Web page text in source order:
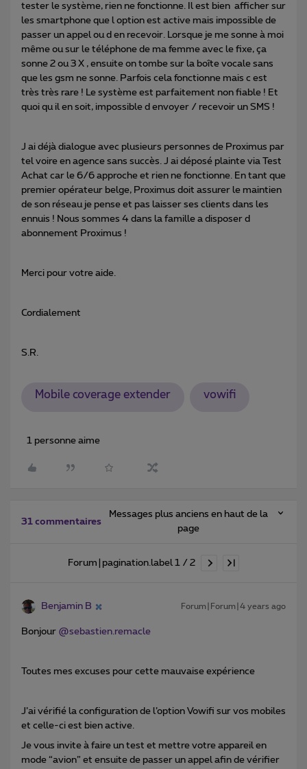
tester le système, rien ne fonctionne. Il est bien afficher sur
les smartphone que l option est active mais impossible de
passer un appel ou d en recevoir. Lorsque je me sonne à moi
même ou sur le téléphone de ma femme avec le fixe, ça
sonne 2 ou 3 X , ensuite on tombe sur la boîte vocale sans
que les gsm ne sonne. Parfois cela fonctionne mais c est
très très rare ! Le système est parfaitement non fiable ! Et
quoi qu il en soit, impossible d envoyer / recevoir un SMS !
J ai déjà dialogue avec plusieurs personnes de Proximus par
tel voire en agence sans succès. J ai déposé plainte via Test
Achat car le 6/6 approche et rien ne fonctionne. En tant que
premier opérateur belge, Proximus doit assurer le maintien
de son réseau je pense et pas laisser ses clients dans les
ennuis ! Nous sommes 4 dans la famille a disposer d
abonnement Proximus !
Merci pour votre aide.
Cordialement
S.R.
Mobile coverage extender vowifi
1 personne aime
31 commentaires
Messages plus anciens en haut de la
page
Forum|pagination.label 1 / 2
Benjamin B Forum|Forum|4 years ago
Bonjour @sebastien.remacle
Toutes mes excuses pour cette mauvaise expérience
J’ai vérifié la configuration de l’option Vowifi sur vos mobiles
et celle-ci est bien active.
Je vous invite à faire un test et mettre votre appareil en
mode “avion” et ensuite de passer un appel afin de vérifier